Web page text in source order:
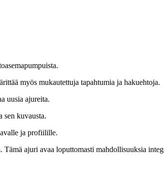
myös mukautettuja tapahtumia ja hakuehtoja.
uusia ajureita.
sen kuvausta.
ja profiilille.
ajuri avaa loputtomasti mahdollisuuksia